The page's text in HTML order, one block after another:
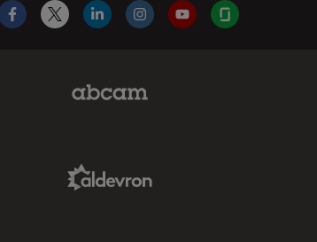
Facebook
X LinkedInInstagramYouTubeGlassdoor